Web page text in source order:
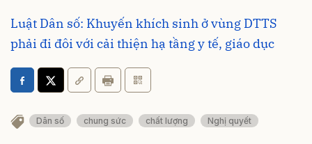
Luật Dân số: Khuyến khích sinh ở vùng DTTS
phải đi đôi với cải thiện hạ tầng y tế, giáo dục
Dân số chung sức chất lượng Nghị quyết